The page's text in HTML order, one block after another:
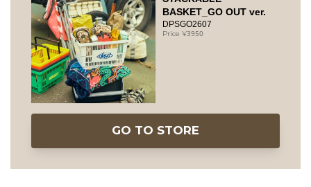
BASKET_GO OUT ver.
DPSGO2607
3950
GO TO STORE